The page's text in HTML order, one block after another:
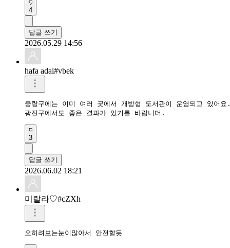
4
답글 쓰기
2026.05.29 14:56
hafa adai#vbek
중랑구에는 이미 여러 곳에서 개방형 도서관이 운영되고 있어
광진구에서도 좋은 결과가 있기를 바랍니더.
3
답글 쓰기
2026.06.02 18:21
미랄라♡#cZXh
오히려보는눈이많아서 안전할듯